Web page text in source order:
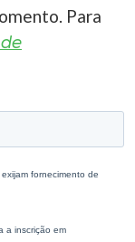
Para